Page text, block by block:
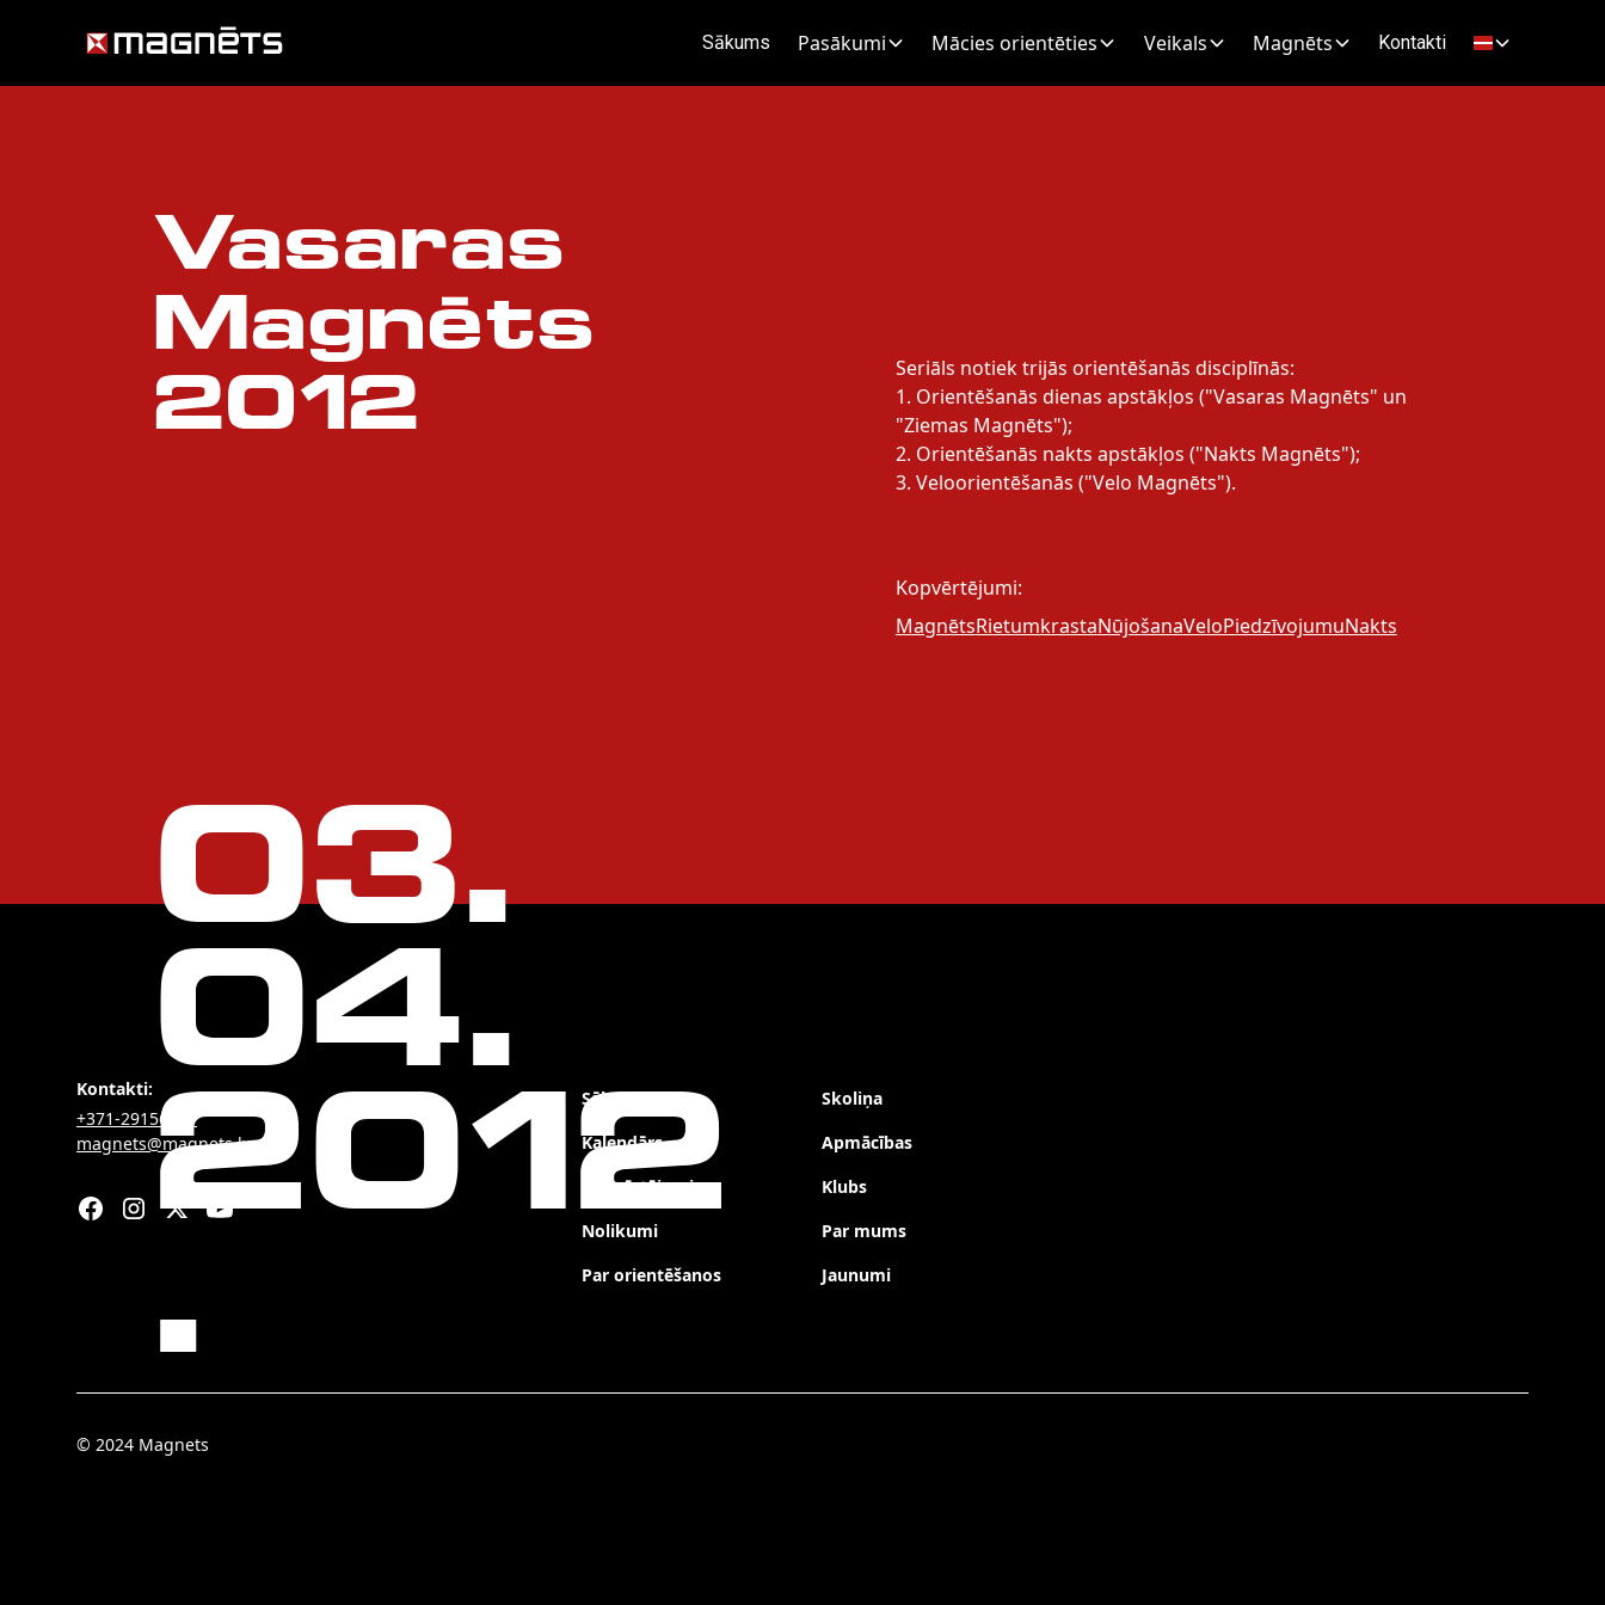
Sākums Pasākumi Mācies orientēties Veikals Magnēts Kontakti
Vasaras
Magnēts
2012
Seriāls notiek trijās orientēšanās disciplīnās:
1. Orientēšanās dienas apstākļos ("Vasaras Magnēts" un
"Ziemas Magnēts");
2. Orientēšanās nakts apstākļos ("Nakts Magnēts");
3. Veloorientēšanās ("Velo Magnēts").
Kopvērtējumi:
MagnētsRietumkrastaNūjošanaVeloPiedzīvojumuNakts
03.
04.
2012
.
Kontakti:
+371-29156451
magnets@magnets.lv
Sākums
Kalendārs
Kopvērtējumi
Nolikumi
Par orientēšanos
Skoliņa
Apmācības
Klubs
Par mums
Jaunumi
© 2024 Magnets